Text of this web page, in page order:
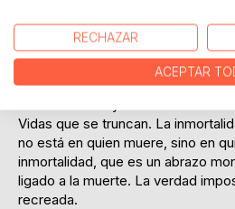
para defender o conquistar sus
propiedad.
Un escritor atrapado en el limbo
Un compañero de viaje muerto.
Vidas que se truncan. La
no está en quien muere, sino en
inmortalidad, que es un abrazo
ligado a la muerte. La verdad
recreada.
RECHAZAR
ACEPTAR